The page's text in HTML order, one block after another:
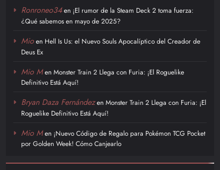
Ronroneo34en ¡El rumor de la Steam Deck 2 toma fuerza:
¿Qué sabemos en mayo de 2025?
Mioen Hell Is Us: el Nuevo Souls Apocalíptico del Creador de
Deus Ex
Mio Men Monster Train 2 Llega con Furia: ¡El Roguelike
Definitivo Está Aquí!
Bryan Daza Fernándezen Monster Train 2 Llega con Furia: ¡El
Roguelike Definitivo Está Aquí!
Mio Men ¡Nuevo Código de Regalo para Pokémon TCG Pocket
por Golden Week! Cómo Canjearlo